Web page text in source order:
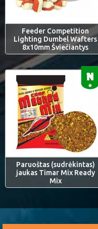
Feeder Competition
Lighting Dumbel Wafters
8x10mm Šviečiantys
Paruoštas (sudrėkintas)
jaukas Timar Mix Ready
Mix